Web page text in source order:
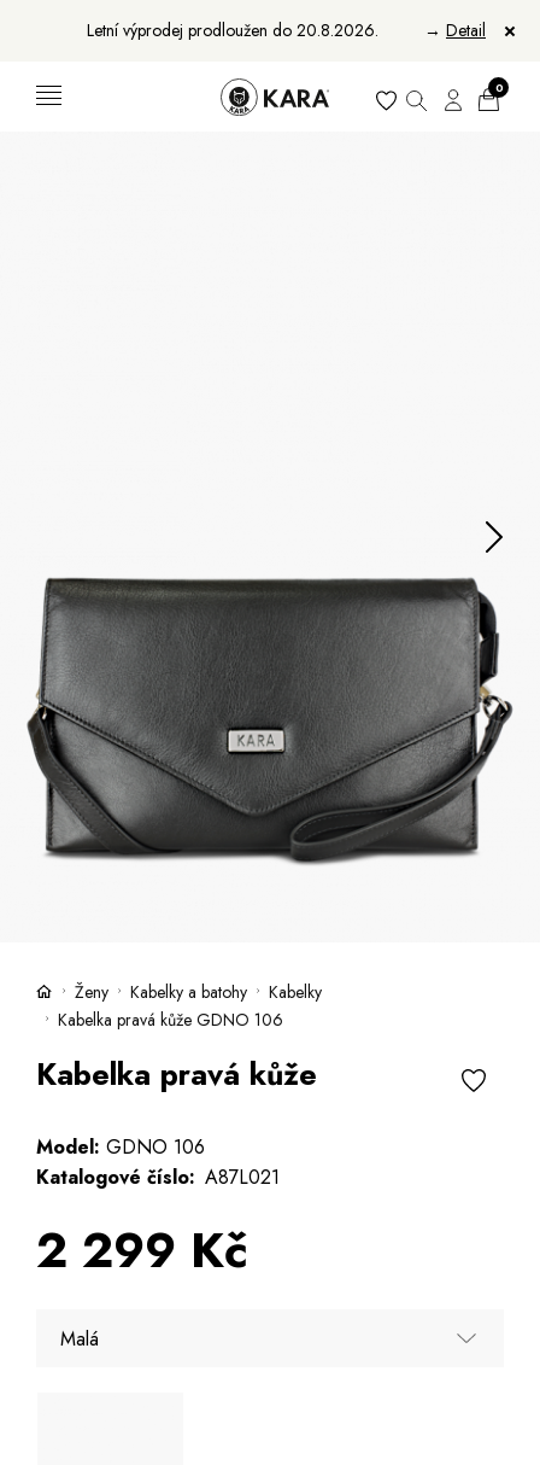
Letní výprodej prodloužen do 20.8.2026. → Detail
Kufry -21 % Prodejny Služby
Kara klub
Dárkové poukazy
Extra výhodné
Slevy
Bundy a kabáty -50 %
Česky Slovensky
0
Ženy Kabelky a batohy
Kabelky
Kabelka pravá kůže GDNO 106
Kabelka pravá kůže
Model: GDNO 106
Katalogové číslo: A87L021
2 299 Kč
Malá